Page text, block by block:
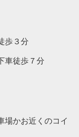
歩３分
徒歩７分
場かお近くのコイ